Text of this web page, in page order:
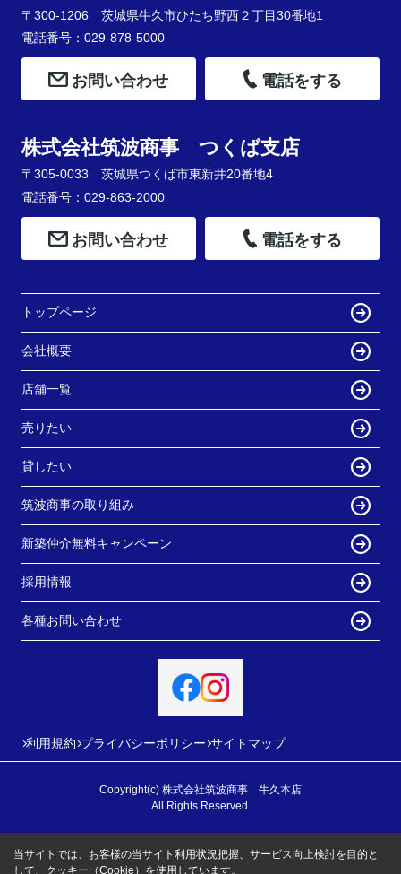
〒300-1206 茨城県牛久市ひたち野西２丁目30番地1
電話番号：029-878-5000
お問い合わせ 電話をする
株式会社筑波商事 つくば支店
〒305-0033 茨城県つくば市東新井20番地4
電話番号：029-863-2000
お問い合わせ 電話をする
トップページ
会社概要
店舗一覧
売りたい
貸したい
筑波商事の取り組み
新築仲介無料キャンペーン
採用情報
各種お問い合わせ
利用規約 プライバシーポリシー サイトマップ
Copyright(c) 株式会社筑波商事 牛久本店
All Rights Reserved.
当サイトでは、お客様の当サイト利用状況把握、サービス向上検討を目的と
して、クッキー（Cookie）を使用しています。